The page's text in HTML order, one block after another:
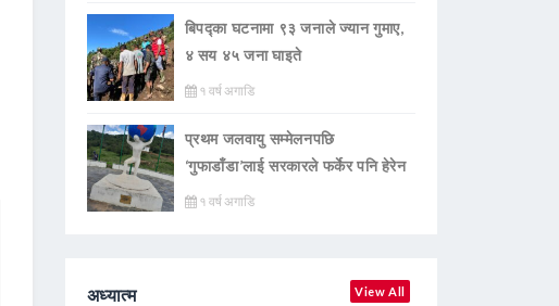
बिपद्का घटनामा ९३ जनाले ज्यान गुमाए,
४ सय ४५ जना घाइते
१ वर्ष अगाडि
प्रथम जलवायु सम्मेलनपछि
‘गुफाडाँडा’लाई सरकारले फर्केर पनि हेरेन
१ वर्ष अगाडि
अध्यात्म View All